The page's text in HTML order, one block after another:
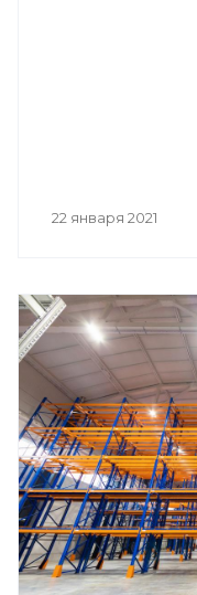
22 января 2021